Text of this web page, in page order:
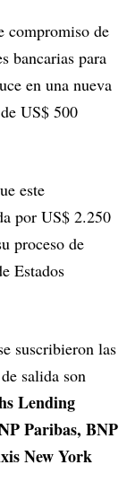
compromiso de
bancarias para
en una nueva
US$ 500
este
por US$ 2.250
proceso de
Estados
suscribieron las
salida son
Lending
Paribas, BNP
New York